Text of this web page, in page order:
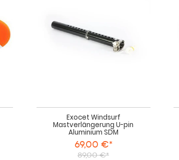
AST
Exocet Windsurf
Mastverlängerung U-pin
Aluminium SDM
69,00 €*
89,00 €*